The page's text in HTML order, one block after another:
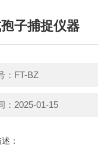
子捕捉仪器
：FT-BZ
：2025-01-15
：